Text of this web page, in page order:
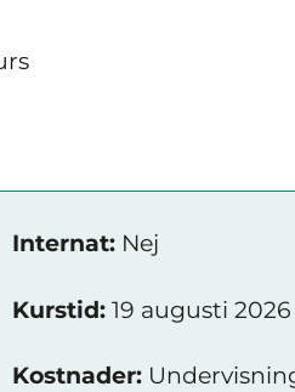
Internat: Nej
Kurstid: 19 augusti 2026
Kostnader: